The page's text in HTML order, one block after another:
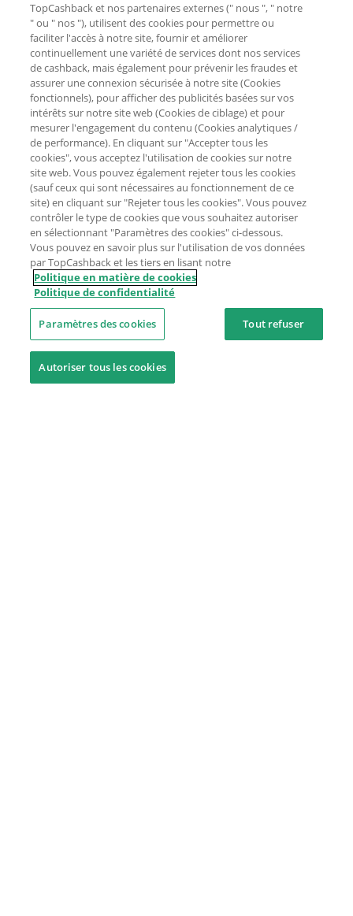
TopCashback et nos partenaires externes (" nous ", " notre
" ou " nos "), utilisent des cookies pour permettre ou
faciliter l'accès à notre site, fournir et améliorer
continuellement une variété de services dont nos services
de cashback, mais également pour prévenir les fraudes et
assurer une connexion sécurisée à notre site (Cookies
fonctionnels), pour afficher des publicités basées sur vos
intérêts sur notre site web (Cookies de ciblage) et pour
mesurer l'engagement du contenu (Cookies analytiques /
de performance). En cliquant sur "Accepter tous les
cookies", vous acceptez l'utilisation de cookies sur notre
site web. Vous pouvez également rejeter tous les cookies
(sauf ceux qui sont nécessaires au fonctionnement de ce
site) en cliquant sur "Rejeter tous les cookies". Vous pouvez
contrôler le type de cookies que vous souhaitez autoriser
en sélectionnant "Paramètres des cookies" ci-dessous.
Vous pouvez en savoir plus sur l'utilisation de vos données
par TopCashback et les tiers en lisant notre
Politique en matière de cookies
Politique de confidentialité
Paramètres des cookies Tout refuser
Autoriser tous les cookies